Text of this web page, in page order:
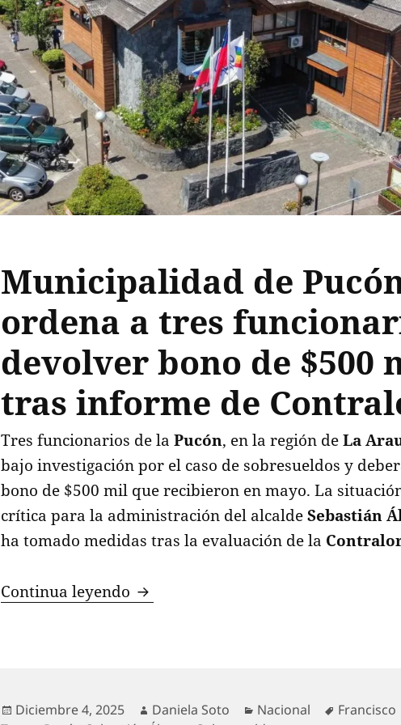
Municipalidad de
ordena a tres
devolver bono de $500
tras informe de
Tres funcionarios de laPucón, en la región deLa
bajo investigación por el caso de sobresueldos y
bono de $500 mil que recibieron en mayo. La
crítica para la administración del alcaldeSebastián
ha tomado medidas tras la evaluación de la
Continua leyendo Municipalidad de Pucón ordena a
Publicado
Diciembre 4, 2025 Autor
Daniela Soto Categorías
Nacional Etiquetas
Francisco